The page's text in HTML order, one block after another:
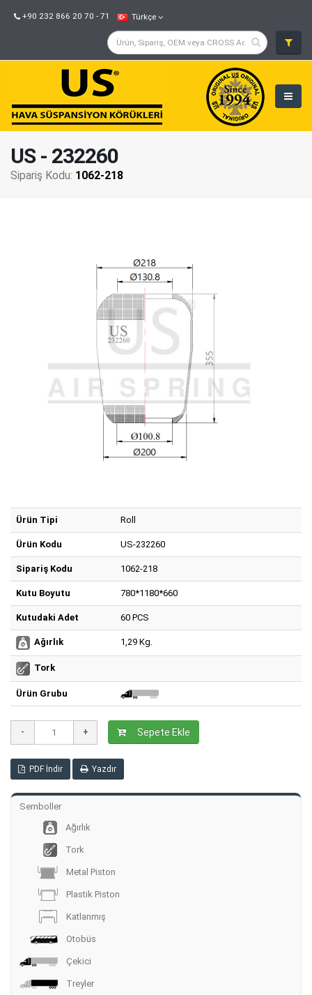
+90 232 866 20 70 - 71 Türkçe
US - 232260
Sipariş Kodu: 1062-218
Ürün Tipi Roll
Ürün Kodu US-232260
Sipariş Kodu 1062-218
Kutu Boyutu 780*1180*660
Kutudaki Adet 60 PCS
Ağırlık 1,29 Kg.
Tork
Ürün Grubu
Sepete Ekle
PDF İndir Yazdır
Semboller
Ağırlık
Tork
Metal Piston
Plastik Piston
Katlanmış
Otobüs
Çekici
Treyler